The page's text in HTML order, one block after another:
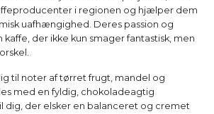
i regionen og hjælper dem
uafhængighed. Deres passion og
kaffe, der ikke kun smager fantastisk, men
til noter af tørret frugt, mandel og
med en fyldig, chokoladeagtig
dig, der elsker en balanceret og cremet